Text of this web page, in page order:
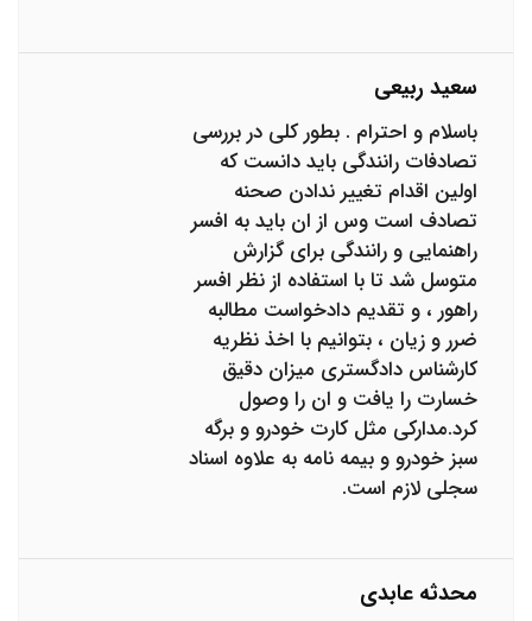
سعید ربیعی
باسلام و احترام . بطور کلی در بررسی
تصادفات رانندگی باید دانست که
اولین اقدام تغییر ندادن صحنه
تصادف است وس از ان باید به افسر
راهنمایی و رانندگی برای گزارش
متوسل شد تا با استفاده از نظر افسر
راهور ، و تقدیم دادخواست مطالبه
ضرر و زیان ، بتوانیم با اخذ نظریه
کارشناس دادگستری میزان دقیق
خسارت را یافت و ان را وصول
کرد.مدارکی مثل کارت خودرو و برگه
سبز خودرو و بیمه نامه به علاوه اسناد
سجلی لازم است.
محدثه عابدی